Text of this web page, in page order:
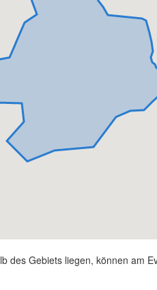
des Gebiets liegen, können am